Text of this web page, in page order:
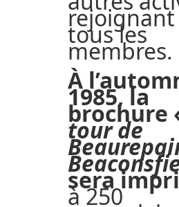
rejoignant
tous les
membres.
À
1985, la
brochure
tour de
sera
à 250